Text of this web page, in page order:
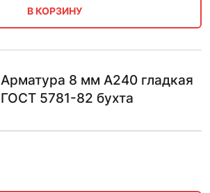
В КОРЗИНУ
Арматура 8 мм А240 гладкая
ГОСТ 5781-82 бухта